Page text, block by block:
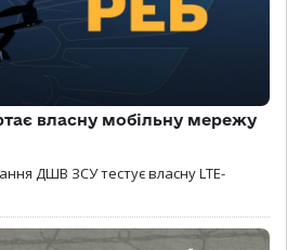
власну мобільну мережу
ДШВ ЗСУ тестує власну LTE-